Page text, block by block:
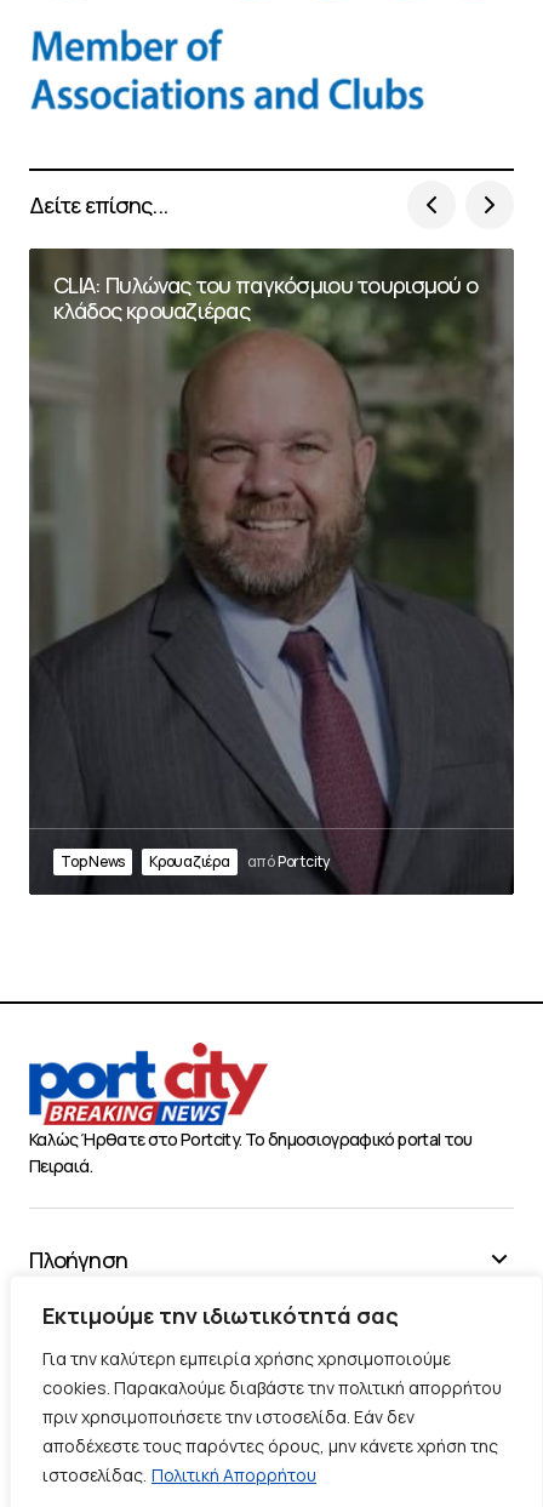
Εκτιμούμε την ιδιωτικότητά σας
Για την καλύτερη εμπειρία χρήσης χρησιμοποιούμε
cookies. Παρακαλούμε διαβάστε την πολιτική απορρήτου
πριν χρησιμοποιήσετε την ιστοσελίδα. Εάν δεν
αποδέχεστε τους παρόντες όρους, μην κάνετε χρήση της
ιστοσελίδας. Πολιτική Απορρήτου
Δείτε επίσης...
CLIA: Πυλώνας του παγκόσμιου τουρισμού ο
κλάδος κρουαζιέρας
Top News Κρουαζιέρα απόPortcity
Καλώς Ήρθατε στο Portcity. Το δημοσιογραφικό portal του
Πειραιά.
Πλοήγηση
Χρήσιμα
Διάφορα
Ακολουθήστε μας